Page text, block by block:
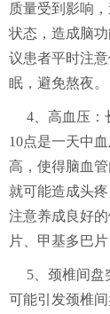
质量受到影响
状态，造成脑
议患者平时注
眠，避免熬夜。
4、高血压：
10点是一天中
高，使得脑血
就可能造成头
注意养成良好
片、甲基多巴
5、颈椎间
可能引发颈椎